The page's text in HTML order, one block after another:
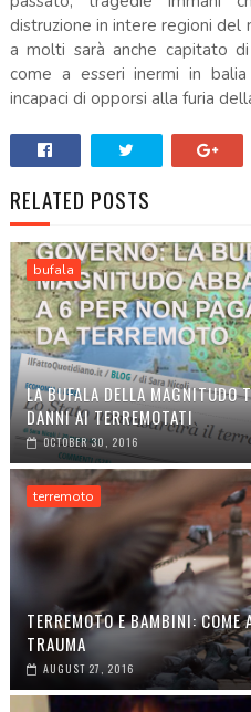
distruzione in intere regioni del
a molti sarà anche capitato
come a esseri inermi in
incapaci di opporsi alla furia
RELATED POSTS
bufala
LA BUFALA DELLA MAGNITUDO
DANNI AI TERREMOTATI
OCTOBER 30, 2016
terremoto
TERREMOTO E BAMBINI: COME
TRAUMA
AUGUST 27, 2016